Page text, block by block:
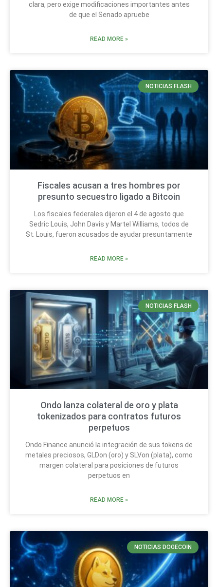
clara, pero exige modificaciones importantes antes
de que el Senado apruebe
READ MORE »
NOTICIAS FLASH
Fiscales acusan a tres hombres por
presunto secuestro ligado a Bitcoin
Los fiscales federales dijeron el 4 de agosto que
Sedric Louis, John Davis y Martel Williams, todos de
St. Louis, fueron acusados de ayudar presuntamente
READ MORE »
NOTICIAS FLASH
Ondo lanza colateral de oro y plata
tokenizados para contratos futuros
perpetuos
Ondo Finance anunció la integración de sus tokens de
metales preciosos, GLDon (oro) y SLVon (plata), como
margen colateral para posiciones de futuros
perpetuos en
READ MORE »
NOTICIAS DOGECOIN